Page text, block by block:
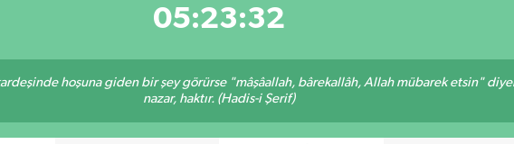
05:23:32
hoşuna giden bir şey görürse "mâşâallah, bârekallâh, Allah mübarek etsin"
nazar, haktır. (Hadis-i Şerif)